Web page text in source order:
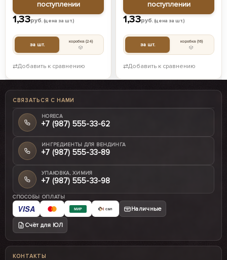
1,33руб.(цена за шт.)
за шт. коробка(24)
поступлении
⇄Добавить к сравнению
1,33руб.(цена за шт.)
за шт. коробка(16)
поступлении
⇄Добавить к сравнению
СВЯЗАТЬСЯ С НАМИ
HORECA
+7 (987) 555-33-62
ИНГРЕДИЕНТЫ ДЛЯ ВЕНДИНГА
+7 (987) 555-33-89
УПАКОВКА, ХИМИЯ
+7 (987) 555-33-98
СПОСОБЫ ОПЛАТЫ
VISA МИР СБП Наличные
Счёт для ЮЛ
КОНТАКТЫ